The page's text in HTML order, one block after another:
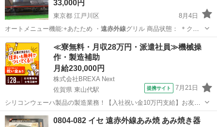
33,000円
東京都 江戸川区
8月4日
オートメニュー機能:+あたため ・ 遠赤外線グリル 商品状態： ＊クリ
ー…
東京 江戸川区 キッチン家電 グリル
≪寮無料・月収28万円・派遣社員≫機械操
作・製造補助
月給230,000円
株式会社BREXA Next
佐賀県 東山代駅
提携サイト 7月21日
シリコンウェーハ製品の製造業務！【入社祝い金10万円支給】お友達
やカップルとの応募OK◎年間休日129日＆休出なしでプライベート充
実♪業務はクリーンルームで快適作業◎自社正社員登用制度あり★1食
佐賀 伊万里市 東山代駅 その他
0804-082 イセ 遠赤外線あみ焼 あみ焼き器